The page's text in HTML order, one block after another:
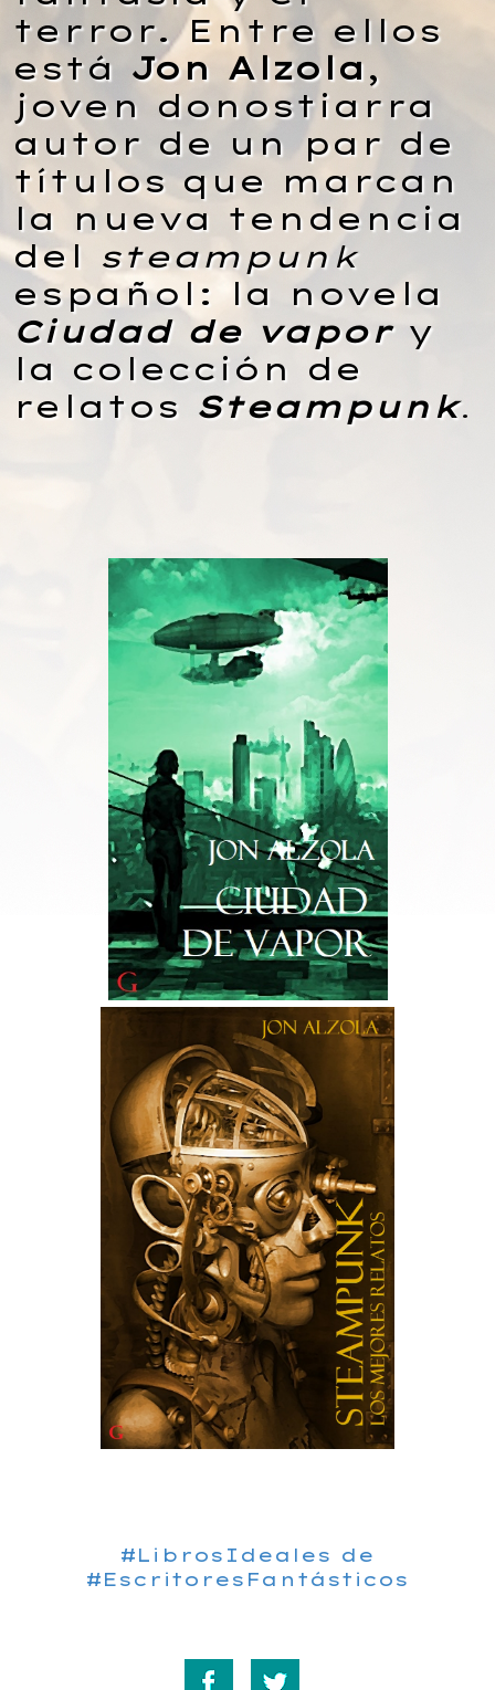
terror. Entre ellos
está Jon Alzola,
joven donostiarra
autor de un par de
títulos que marcan
la nueva tendencia
del steampunk
español: la novela
Ciudad de vapory
la colección de
relatos Steampunk.
#LibrosIdeales de
#EscritoresFantásticos